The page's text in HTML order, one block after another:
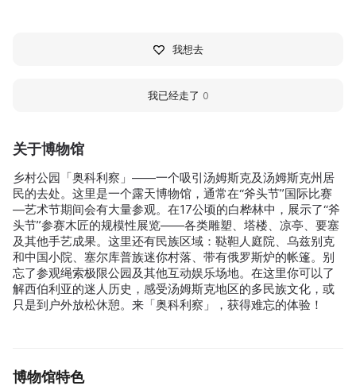
关于博物馆
乡村公园「奥科利察」——一个吸引汤姆斯克及汤姆斯克州居
民的去处。这里是一个露天博物馆，通常在“斧头节”国际比赛
—艺术节期间会有大量参观。在17公顷的白桦林中，展示了“斧
头节”参赛木匠的规模性展览——各类雕塑、塔楼、凉亭、要塞
及其他手艺成果。这里还有民族区域：鞑靼人庭院、乌兹别克
和中国小院、塞尔库普族迷你村落、带有俄罗斯炉的帐篷。别
忘了参观绳索极限公园及其他互动娱乐场地。在这里你可以了
解西伯利亚的迷人历史，感受汤姆斯克地区的多民族文化，或
只是到户外放松休憩。来「奥科利察」，获得难忘的体验！
博物馆特色
我想去
我已经走了 0